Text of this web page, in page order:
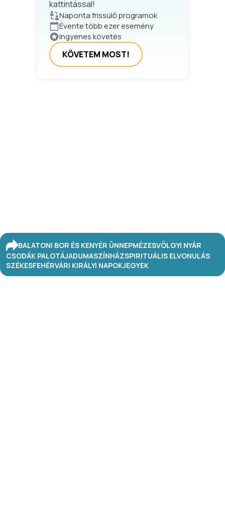
kattintással!
Naponta frissülő programok
Évente több ezer esemény
Ingyenes követés
KÖVETEM MOST!
BALATONI BOR ÉS KENYÉR ÜNNEPMÉZESVÖLGYI NYÁR
CSODÁK PALOTÁJADUMASZÍNHÁZSPIRITUÁLIS ELVONULÁS
SZÉKESFEHÉRVÁRI KIRÁLYI NAPOKJEGYEK